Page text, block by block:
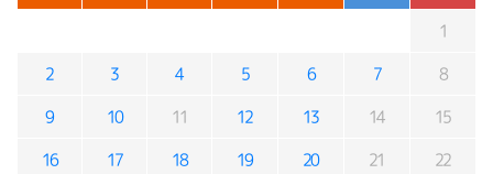
1
2 3 4 5 6 7 8
9 10 11 12 13 14 15
16 17 18 19 20 21 22